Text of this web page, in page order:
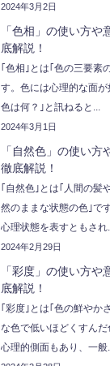
2024年3月2日
「色相」の使い方や
底解説！
｢色相｣とは｢色の三要素
す。色には心理的な面
色は何？｣と訊ねると...
2024年3月1日
「自然色」の使い方
徹底解説！
｢自然色｣とは｢人間の髪
然のままな状態の色｣で
心理状態を表すともされ...
2024年2月29日
「彩度」の使い方や
底解説！
｢彩度｣とは｢色の鮮やか
な色で低いほどくすん
心理的側面もあり、一般...